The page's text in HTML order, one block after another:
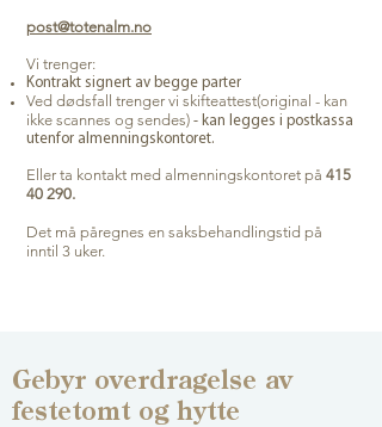
post@totenalm.no
Vi trenger:
Kontrakt signert av begge parter
Ved dødsfall trenger vi skifteattest(original - kan
ikke scannes og sendes) - kan legges i postkassa
utenfor almenningskontoret.
Eller ta kontakt med almenningskontoret på 415
40 290.
Det må påregnes en saksbehandlingstid på
inntil 3 uker.
Gebyr overdragelse av
festetomt og hytte